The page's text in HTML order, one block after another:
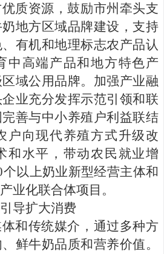
质资源，鼓励市州 牵头支
地方区域品牌建设，支持
有机和地理标志农产品认
中高端产品和地方特色产
域公用品牌。加强产业融
业充分发挥示范引领和联
善与中小养殖户利益联结
户向现代养殖方式升级改
和水平，带动农民就业增
个以上奶业新型经营主体和
产业化联合体项目。
导扩大消费
和传统媒介，通过多种方
鲜牛奶品质和营养价值。